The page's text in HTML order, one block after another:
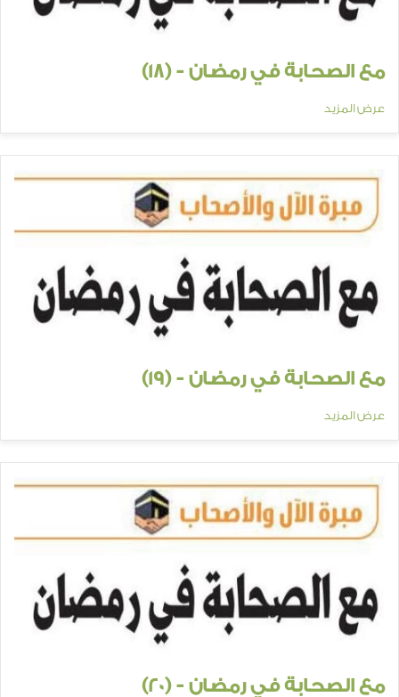
مع الصحابة في رمضان - (18)
عرض المزيد
مع الصحابة في رمضان - (19)
عرض المزيد
مع الصحابة في رمضان - (20)